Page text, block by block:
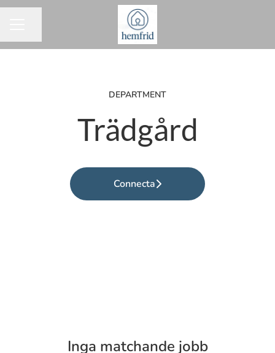
DEPARTMENT
Trädgård
Connecta
Inga matchande jobb